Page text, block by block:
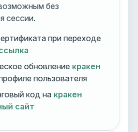
без
сессии.
при переходе
обновление кракен
пользователя
код на кракен
сайт